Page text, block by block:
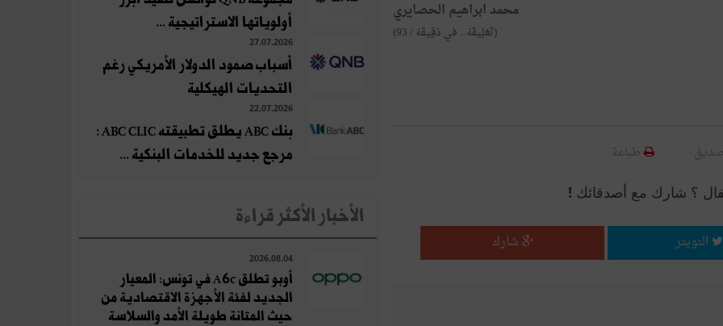
محمد ابراهيم الحصايري
(تَعْلِيقَهْ... في دَقِيقَهْ / 93)
طباعة
؟ شارك مع أصدقائك !
التويتر شارك
أولوياتها الاستراتيجية ...
27.07.2026
أسباب صمود الدولار الأمريكي رغم
التحديات الهيكلية
22.07.2026
بنك ABC يطلق تطبيقته ABC CLIC :
مرجع جديد للخدمات البنكية ...
الأخبار الأكثر قراءة
2026.08.04
أوبو تطلق A6c في تونس: المعيار
الجديد لفئة الأجهزة الاقتصادية من
حيث المتانة طويلة الأمد والسلاسة